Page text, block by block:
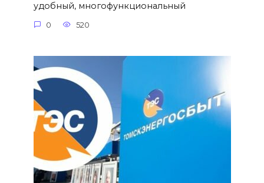
удобный, многофункциональный
0 520